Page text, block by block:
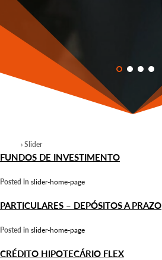
›Slider
FUNDOS DE INVESTIMENTO
Posted in slider-home-page
PARTICULARES – DEPÓSITOS A PRAZO
Posted in slider-home-page
CRÉDITO HIPOTECÁRIO FLEX